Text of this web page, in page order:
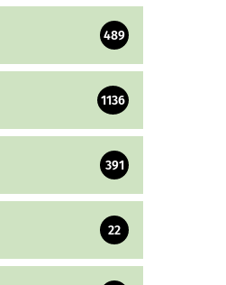
489
1136
391
22